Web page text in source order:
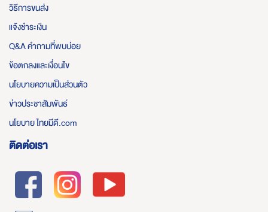
วิธีการขนส่ง
แจ้งชำระเงิน
Q&A คำถามที่พบบ่อย
ข้อตกลงและเงื่อนไข
นโยบายความเป็นส่วนตัว
ข่าวประชาสัมพันธ์
นโยบาย ไทยมีดี.com
ติดต่อเรา